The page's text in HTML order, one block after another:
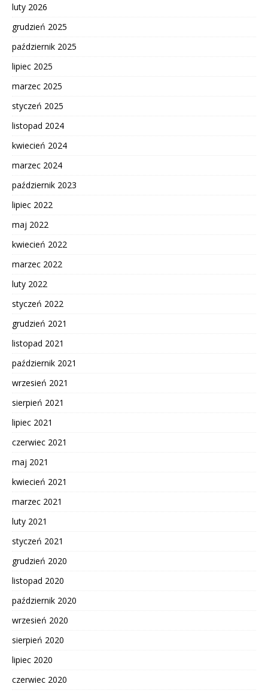
luty 2026
grudzień 2025
październik 2025
lipiec 2025
marzec 2025
styczeń 2025
listopad 2024
kwiecień 2024
marzec 2024
październik 2023
lipiec 2022
maj 2022
kwiecień 2022
marzec 2022
luty 2022
styczeń 2022
grudzień 2021
listopad 2021
październik 2021
wrzesień 2021
sierpień 2021
lipiec 2021
czerwiec 2021
maj 2021
kwiecień 2021
marzec 2021
luty 2021
styczeń 2021
grudzień 2020
listopad 2020
październik 2020
wrzesień 2020
sierpień 2020
lipiec 2020
czerwiec 2020